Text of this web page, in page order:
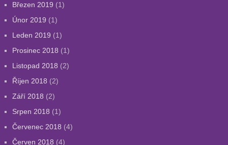
Březen 2019 (1)
Únor 2019 (1)
Leden 2019 (1)
Prosinec 2018 (1)
Listopad 2018 (2)
Říjen 2018 (2)
Září 2018 (2)
Srpen 2018 (1)
Červenec 2018 (4)
Červen 2018 (4)